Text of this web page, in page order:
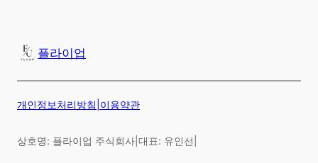
플라이업
개인정보처리방침 이용약관
상호명: 플라이업 주식회사 대표: 유인선